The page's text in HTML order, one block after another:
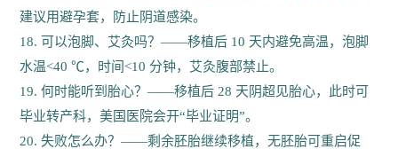
建议用避孕套，防止阴道感染。
18. 可以泡脚、艾灸吗？——移植后 10 天内避免高温，泡脚
水温<40 ℃，时间<10 分钟，艾灸腹部禁止。
19. 何时能听到胎心？——移植后 28 天阴超见胎心，此时可
毕业转产科，美国医院会开“毕业证明”。
20. 失败怎么办？——剩余胚胎继续移植，无胚胎可重启促